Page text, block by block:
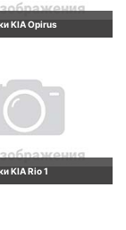
KIA Opirus
KIA Rio 1